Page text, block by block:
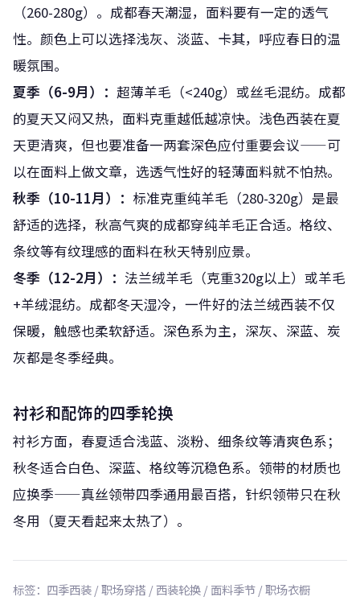
（260-280g）。成都春天潮湿，面料要有一定的透气
性。颜色上可以选择浅灰、淡蓝、卡其，呼应春日的温
暖氛围。
夏季（6-9月）： 超薄羊毛（<240g）或丝毛混纺。成都
的夏天又闷又热，面料克重越低越凉快。浅色西装在夏
天更清爽，但也要准备一两套深色应付重要会议——可
以在面料上做文章，选透气性好的轻薄面料就不怕热。
秋季（10-11月）： 标准克重纯羊毛（280-320g）是最
舒适的选择，秋高气爽的成都穿纯羊毛正合适。格纹、
条纹等有纹理感的面料在秋天特别应景。
冬季（12-2月）： 法兰绒羊毛（克重320g以上）或羊毛
+羊绒混纺。成都冬天湿冷，一件好的法兰绒西装不仅
保暖，触感也柔软舒适。深色系为主，深灰、深蓝、炭
灰都是冬季经典。
衬衫和配饰的四季轮换
衬衫方面，春夏适合浅蓝、淡粉、细条纹等清爽色系；
秋冬适合白色、深蓝、格纹等沉稳色系。领带的材质也
应换季——真丝领带四季通用最百搭，针织领带只在秋
冬用（夏天看起来太热了）。
标签：四季西装 / 职场穿搭 / 西装轮换 / 面料季节 / 职场衣橱